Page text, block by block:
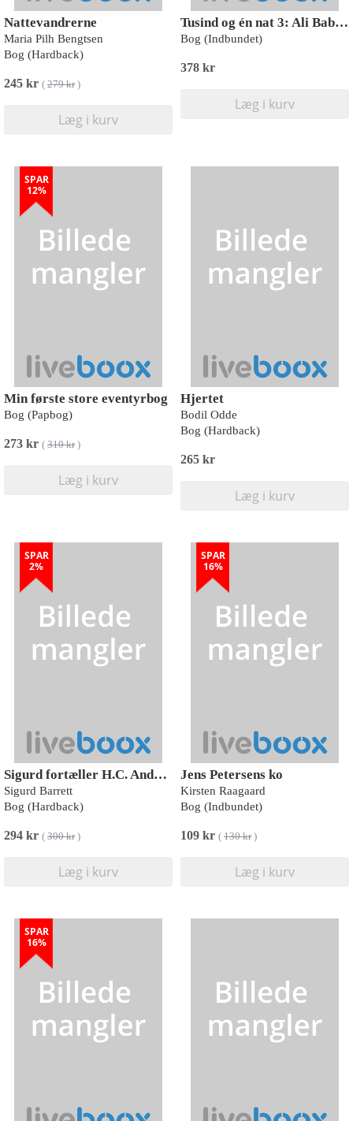
Nattevandrerne
Maria Pilh Bengtsen
Bog (Hardback)
245 kr ( 279 kr)
Læg i kurv
Tusind og én nat 3: Ali Baba og de fyrre røvere
Bog (Indbundet)
378 kr
Læg i kurv
SPAR
12%
Min første store eventyrbog
Bog (Papbog)
273 kr ( 310 kr)
Læg i kurv
Hjertet
Bodil Odde
Bog (Hardback)
265 kr
Læg i kurv
SPAR
2%
Sigurd fortæller H.C. Andersens eventyr - Dåbsudgave
Sigurd Barrett
Bog (Hardback)
294 kr ( 300 kr)
Læg i kurv
SPAR
16%
Jens Petersens ko
Kirsten Raagaard
Bog (Indbundet)
109 kr ( 130 kr)
Læg i kurv
SPAR
16%